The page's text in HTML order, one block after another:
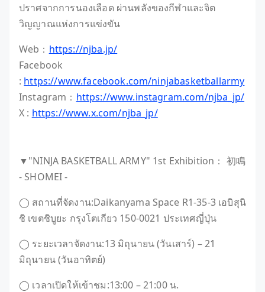
ปราศจากการนองเลือด ผ่านพลังของกีฬาและจิต
วิญญาณแห่งการแข่งขัน
Web： https://njba.jp/
Facebook
: https://www.facebook.com/ninjabasketballarmy
Instagram： https://www.instagram.com/njba_jp/
X : https://www.x.com/njba_jp/
▼"NINJA BASKETBALL ARMY" 1st Exhibition： 初鳴
- SHOMEI -
◯ สถานที่จัดงาน:Daikanyama Space R1-35-3 เอบิสุนิ
ชิ เขตชิบูยะ กรุงโตเกียว 150-0021 ประเทศญี่ปุ่น
◯ ระยะเวลาจัดงาน:13 มิถุนายน (วันเสาร์) – 21
มิถุนายน (วันอาทิตย์)
◯ เวลาเปิดให้เข้าชม:13:00 – 21:00 น.